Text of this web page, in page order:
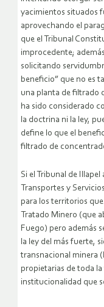
yacimientos situados
aprovechando el
que el Tribunal
improcedente;
solicitando
beneficio” que no es
una planta de filtrado
ha sido considerado
la doctrina ni la ley,
define lo que el
filtrado de
Si el Tribunal de
Transportes y
para los territorios
Tratado Minero (que
Fuego) pero además
la ley del más fuerte,
transnacional minera
propietarias de toda
institucionalidad que